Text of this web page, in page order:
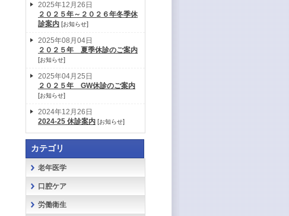
2025年12月26日
２０２５年～２０２６年冬季休
診案内 [お知らせ]
2025年08月04日
２０２５年 夏季休診のご案内
[お知らせ]
2025年04月25日
２０２５年 GW休診のご案内
[お知らせ]
2024年12月26日
2024-25 休診案内 [お知らせ]
カテゴリ
老年医学
口腔ケア
労働衛生